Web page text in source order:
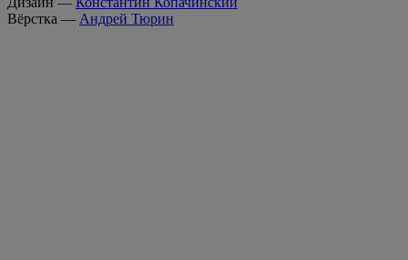
Вёрстка — Андрей Тюрин